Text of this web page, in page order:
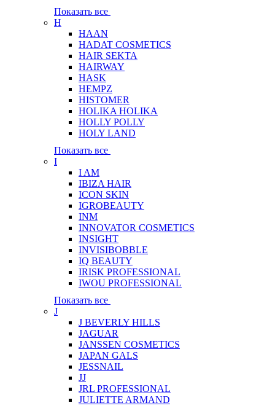
Показать все
H
HAAN
HADAT COSMETICS
HAIR SEKTA
HAIRWAY
HASK
HEMPZ
HISTOMER
HOLIKA HOLIKA
HOLLY POLLY
HOLY LAND
Показать все
I
I AM
IBIZA HAIR
ICON SKIN
IGROBEAUTY
INM
INNOVATOR COSMETICS
INSIGHT
INVISIBOBBLE
IQ BEAUTY
IRISK PROFESSIONAL
IWOU PROFESSIONAL
Показать все
J
J BEVERLY HILLS
JAGUAR
JANSSEN COSMETICS
JAPAN GALS
JESSNAIL
JJ
JRL PROFESSIONAL
JULIETTE ARMAND